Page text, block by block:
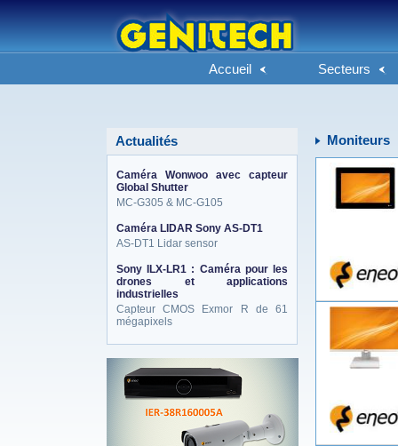
Accueil Secteurs
Actualités
Caméra Wonwoo avec capteur
Global Shutter
MC-G305 & MC-G105
Caméra LIDAR Sony AS-DT1
AS-DT1 Lidar sensor
Sony ILX-LR1 : Caméra pour les
drones et applications
industrielles
Capteur CMOS Exmor R de 61
mégapixels
Moniteurs